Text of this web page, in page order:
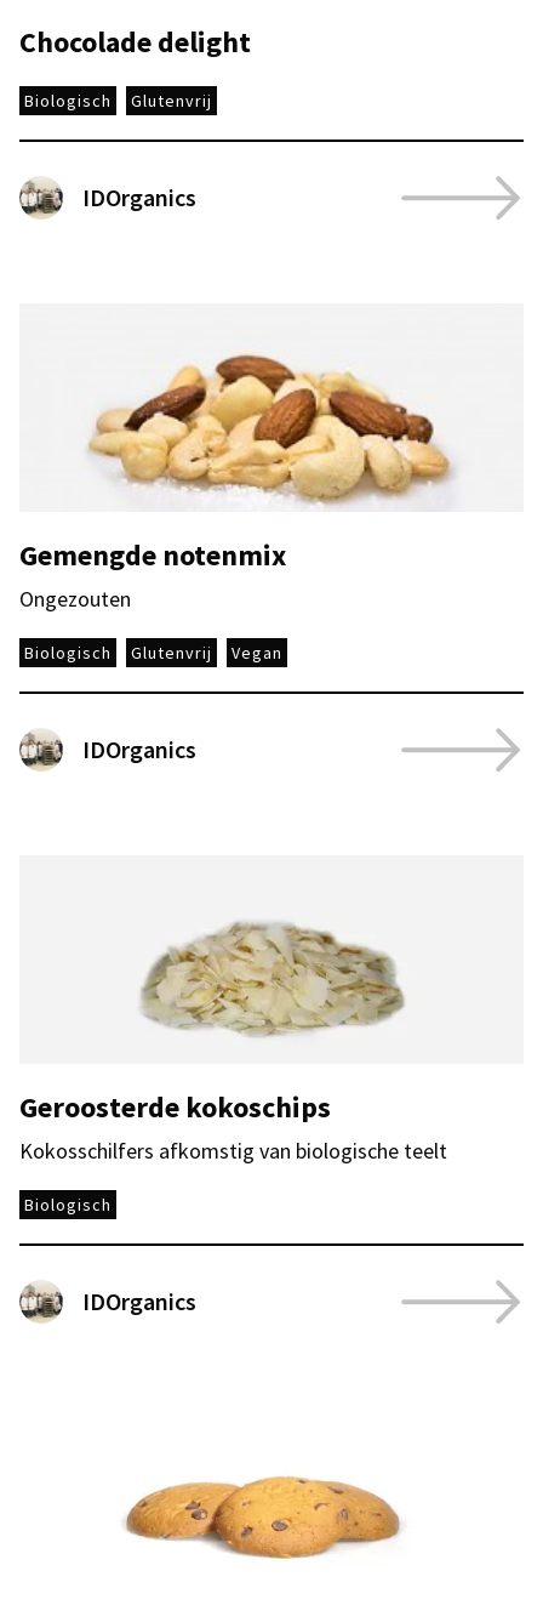
Chocolade delight
Biologisch Glutenvrij
IDOrganics
Gemengde notenmix
Ongezouten
Biologisch Glutenvrij Vegan
IDOrganics
Geroosterde kokoschips
Kokosschilfers afkomstig van biologische teelt
Biologisch
IDOrganics